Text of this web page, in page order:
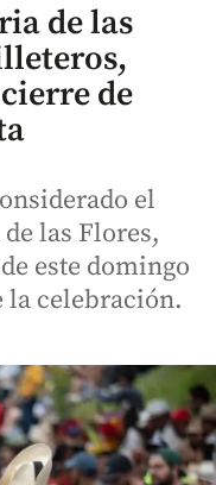
de las
de
el
las Flores,
este domingo
la celebración.